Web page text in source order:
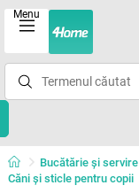
Menu
Bucătărie și servire
Căni şi sticle pentru copii